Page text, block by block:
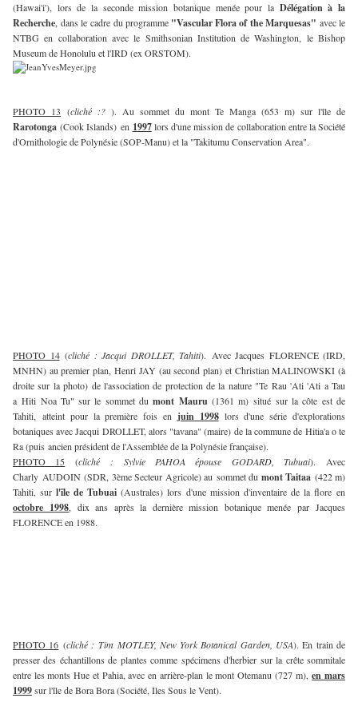
(Hawai'i'), lors de la seconde mission botanique menée pour la Délégation à la
Recherche, dans le cadre du programme "Vascular Flora of the Marquesas" avec le
NTBG en collaboration avec le Smithsonian Institution de Washington, le Bishop
Museum de Honolulu et l'IRD (ex ORSTOM).
PHOTO 13 (cliché :? ). Au sommet du mont Te Manga (653 m) sur l'île de
Rarotonga (Cook Islands) en 1997lors d'une mission de collaboration entre la Société
d'Ornithologie de Polynésie (SOP-Manu) et la "Takitumu Conservation Area".
PHOTO 14(cliché : Jacqui DROLLET, Tahiti). Avec Jacques FLORENCE (IRD,
MNHN) au premier plan, Henri JAY (au second plan) et Christian MALINOWSKI (à
droite sur la photo) de l'association de protection de la nature "Te Rau 'Ati 'Ati a Tau
a Hiti Noa Tu" sur le sommet dumont Mauru (1361 m) situé sur la côte est de
Tahiti, atteint pour la première fois en juin 1998lors d'une série d'explorations
botaniques avec Jacqui DROLLET, alors "tavana" (maire) de la commune de Hitia'a o te
Ra (puis ancien président de l'Assemblée de la Polynésie française).
PHOTO 15 (cliché : Sylvie PAHOA épouse GODARD, Tubuai). Avec
Charly AUDOIN (SDR, 3ème Secteur Agricole) au sommet du mont Taitaa (422 m)
Tahiti, surl'île de Tubuai(Australes) lors d'une mission d'inventaire de la flore en
octobre 1998, dix ans après la dernière mission botanique menée par Jacques
FLORENCE en 1988.
PHOTO 16 (cliché : Tim MOTLEY, New York Botanical Garden, USA). En train de
presser des échantillons de plantes comme spécimens d'herbier sur la crête sommitale
entre les monts Hue et Pahia, avec en arrière-plan le mont Otemanu (727 m),en mars
1999sur l'île de Bora Bora (Société, Iles Sous le Vent).